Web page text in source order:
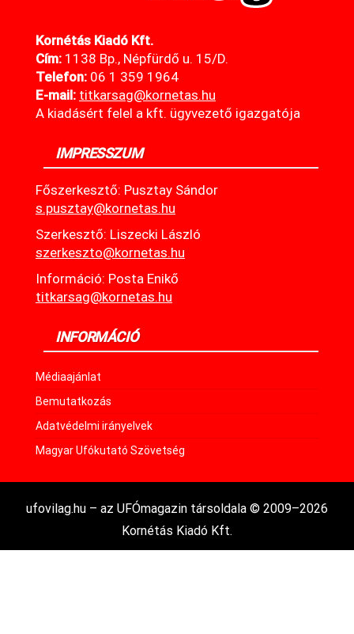
Kornétás Kiadó Kft.
Cím: 1138 Bp., Népfürdő u. 15/D.
Telefon: 06 1 359 1964
E-mail: titkarsag@kornetas.hu
A kiadásért felel a kft. ügyvezető igazgatója
IMPRESSZUM
Főszerkesztő: Pusztay Sándor
s.pusztay@kornetas.hu
Szerkesztő: Liszecki László
szerkeszto@kornetas.hu
Információ: Posta Enikő
titkarsag@kornetas.hu
INFORMÁCIÓ
Médiaajánlat
Bemutatkozás
Adatvédelmi irányelvek
Magyar Ufókutató Szövetség
ufovilag.hu – az UFÓmagazin társoldala © 2009–2026
Kornétás Kiadó Kft.